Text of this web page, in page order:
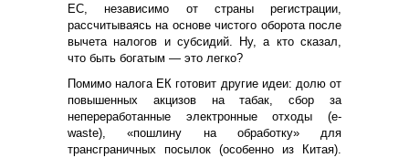
ЕС, независимо от страны регистрации,
рассчитываясь на основе чистого оборота после
вычета налогов и субсидий. Ну, а кто сказал,
что быть богатым — это легко?
Помимо налога ЕК готовит другие идеи: долю от
повышенных акцизов на табак, сбор за
непереработанные электронные отходы (e-
waste), «пошлину на обработку» для
трансграничных посылок (особенно из Китая).